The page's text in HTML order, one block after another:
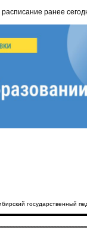
ранее
государственный